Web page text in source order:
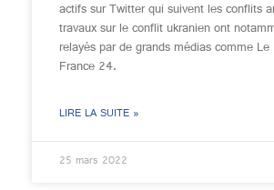
actifs sur Twitter qui suivent les conflits
travaux sur le conflit ukranien ont
relayés par de grands médias comme
France 24.
LIRE LA SUITE »
25 mars 2022